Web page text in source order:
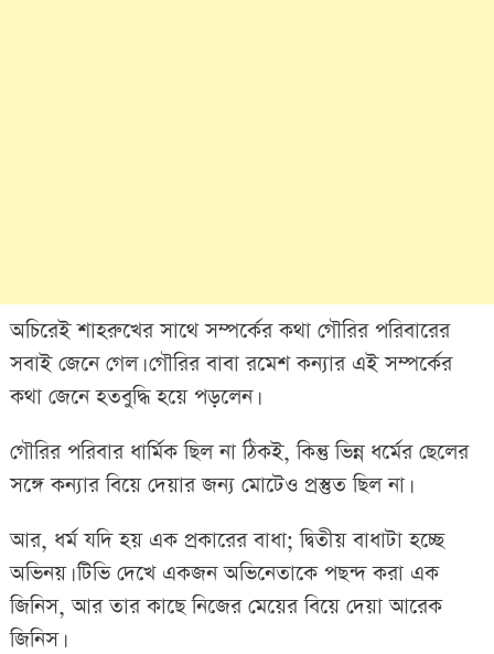
অচিরেই শাহরুখের সাথে সম্পর্কের কথা গৌরির পরিবারের
সবাই জেনে গেল। গৌরির বাবা রমেশ কন্যার এই সম্পর্কের
কথা জেনে হতবুদ্ধি হয়ে পড়লেন।
গৌরির পরিবার ধার্মিক ছিল না ঠিকই, কিন্তু ভিন্ন ধর্মের ছেলের
সঙ্গে কন্যার বিয়ে দেয়ার জন্য মোটেও প্রস্তুত ছিল না।
আর, ধর্ম যদি হয় এক প্রকারের বাধা; দ্বিতীয় বাধাটা হচ্ছে
অভিনয়। টিভি দেখে একজন অভিনেতাকে পছন্দ করা এক
জিনিস, আর তার কাছে নিজের মেয়ের বিয়ে দেয়া আরেক
জিনিস।